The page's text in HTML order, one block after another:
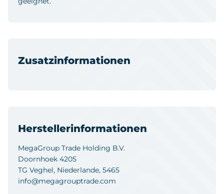
Zusatzinformationen
Herstellerinformationen
MegaGroup Trade Holding B.V.
Doornhoek 4205
TG Veghel, Niederlande, 5465
info@megagrouptrade.com